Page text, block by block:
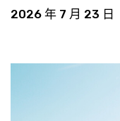
2026 年 7 月 23 日